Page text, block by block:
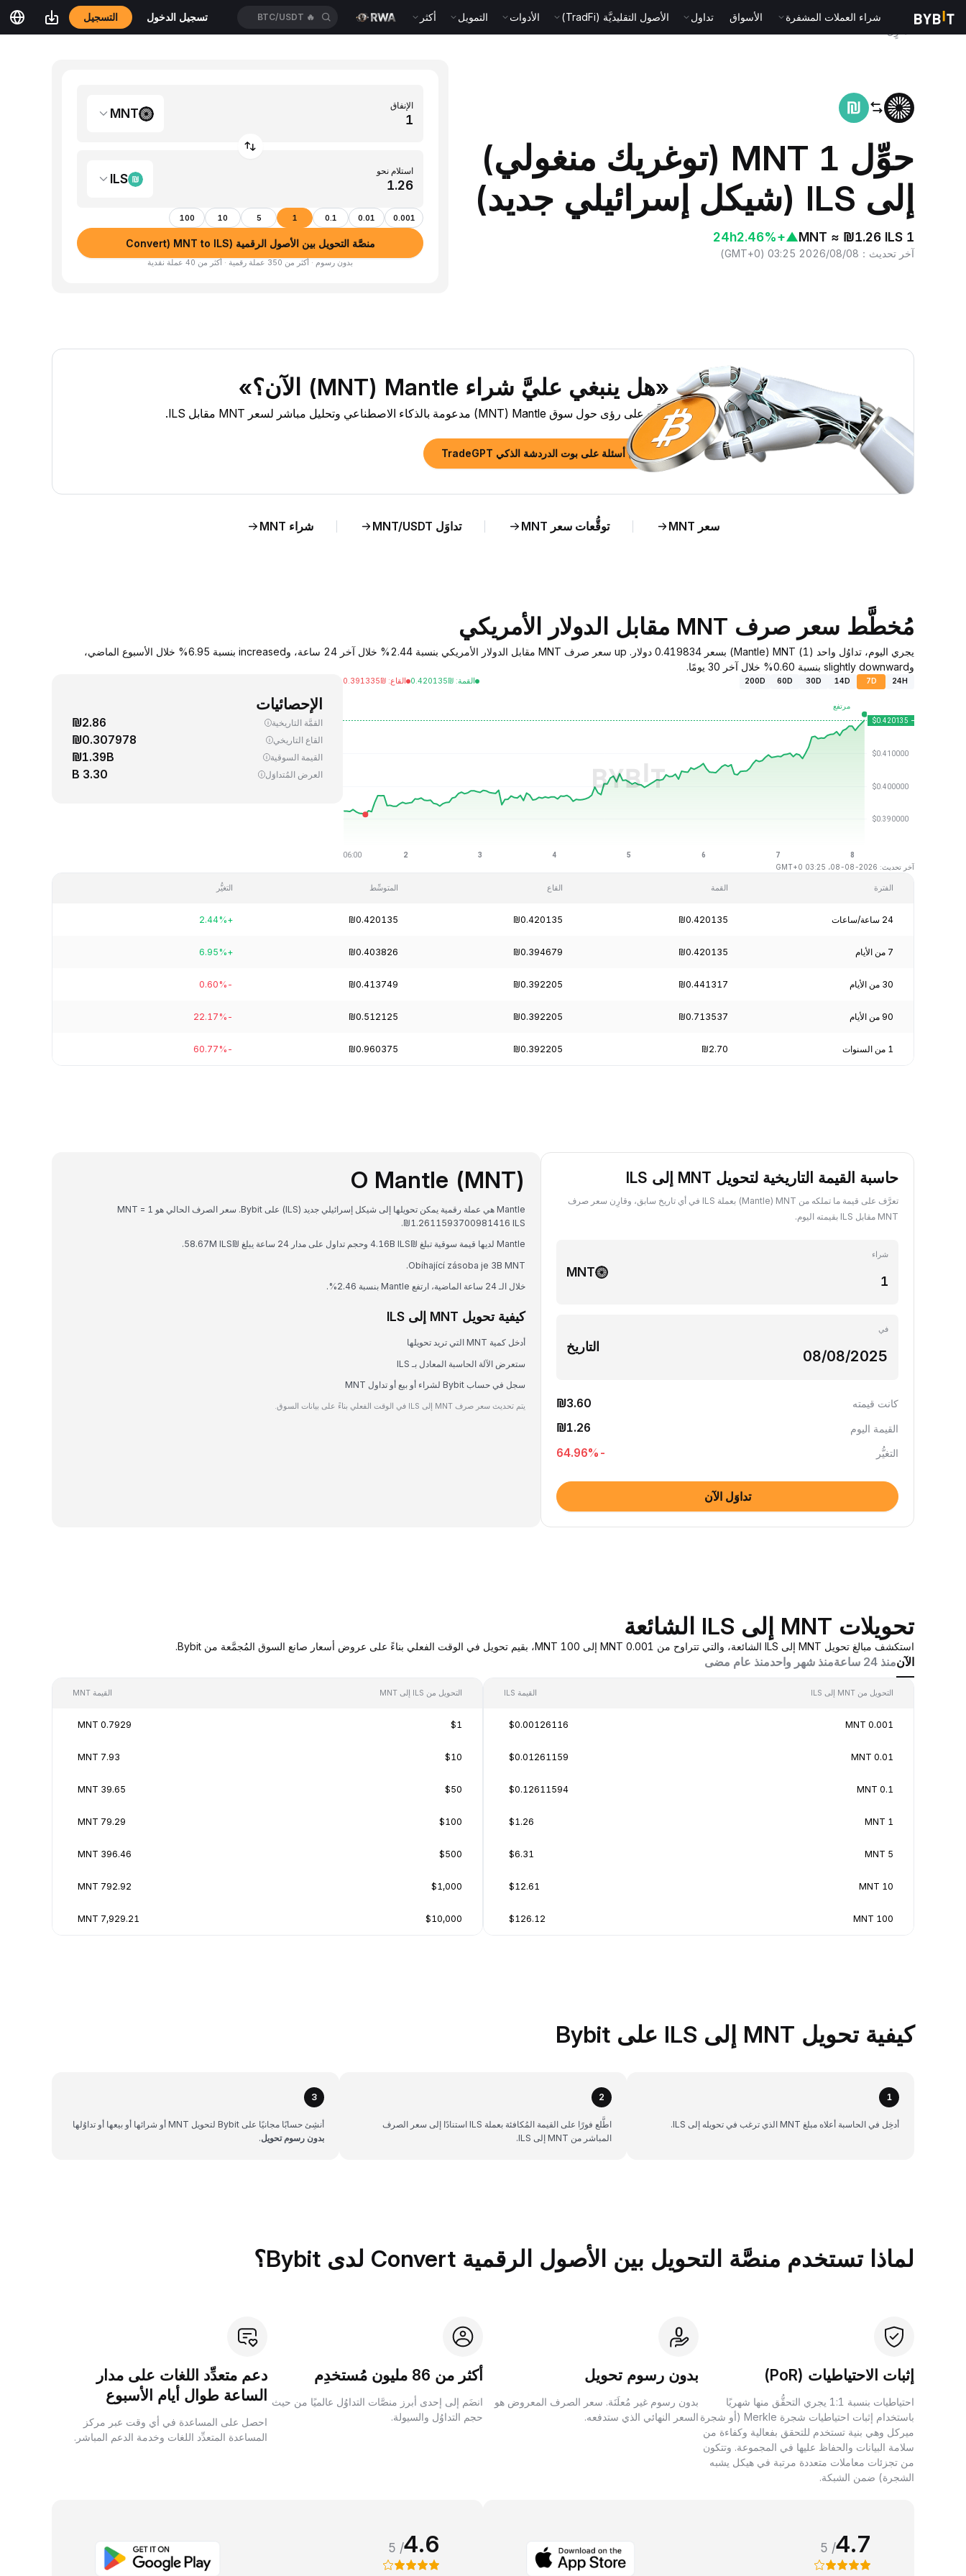
شراء العملات المشفرة الأسواق تداول الأصول التقليديَّة (TradFi) الأدوات التمويل أكثر 🔥
BTC/USDT تسجيل الدخول التسجيل
حوِّل 1 MNT (توغريك منغولي)
إلى ILS (شيكل إسرائيلي جديد)
1 MNT ≈ ₪1.26 ILS
▲
+2.46%
24h
آخر تحديث ：
2026/08/08 03:25
(
GMT+0
)
الإنفاق
MNT
استلام نحو
ILS
0.001
0.01
0.1
1
5
10
100
منصَّة التحويل بين الأصول الرقمية (Convert) MNT to ILS
بدون رسوم · أكثر من 350 عملة رقمية · أكثر من 40 عملة نقدية
«هل ينبغي عليَّ شراء Mantle ‏(MNT) الآن؟»
اطَّلع على رؤى حول سوق Mantle ‏(MNT) مدعومة بالذكاء الاصطناعي وتحليل مباشر لسعر MNT مقابل ILS.
اطرح أسئلة على بوت الدردشة الذكي TradeGPT
سعر MNT توقُّعات سعر MNT تداوَل MNT/USDT شراء MNT
مُخطَّط سعر صرف MNT مقابل الدولار الأمريكي
يجري اليوم، تداوُل واحد (1) MNT ‏(Mantle) بسعر 0.419834 دولار. up سعر صرف MNT مقابل الدولار الأمريكي بنسبة 2.44% خلال آخر 24 ساعة، وincreased بنسبة 6.95% خلال الأسبوع الماضي،
وslightly downward بنسبة 0.60% خلال آخر 30 يومًا.
24H
7D
14D
30D
60D
200D القمة:
₪
0.420135 القاع:
₪
0.391335
آخر تحديث: 2026-08-08، 03:25 GMT+0
الإحصائيات
القمَّة التاريخية ₪2.86
القاع التاريخي ₪0.307978
القيمة السوقية ₪1.39B
العرض المُتداوَل 3.30 B
الفترة القمة القاع المتوسِّط التغيُّر
24 ساعة/ساعات ₪0.420135
₪0.420135
₪0.420135
+2.44%
7 من الأيام ₪0.420135
₪0.394679
₪0.403826
+6.95%
30 من الأيام ₪0.441317
₪0.392205
₪0.413749
-0.60%
90 من الأيام ₪0.713537
₪0.392205
₪0.512125
-22.17%
1 من السنوات ₪2.70
₪0.392205
₪0.960375
-60.77%
حاسبة القيمة التاريخية لتحويل MNT إلى ILS
تعرَّف على قيمة ما تملكه من MNT ‏(Mantle) بعملة ILS في أي تاريخ سابق، وقارِن سعر صرف
MNT مقابل ILS بقيمته اليوم.
شراء
MNT
في
التاريخ
كانت قيمته ₪3.60
القيمة اليوم ₪1.26
التغيُّر -64.96
%
تداوَل الآن
O Mantle (MNT)
Mantle هي عملة رقمية يمكن تحويلها إلى شيكل إسرائيلي جديد (ILS) على Bybit. سعر الصرف الحالي هو 1 MNT =
₪1.2611593700981416 ILS.
Mantle لديها قيمة سوقية تبلغ ₪4.16B ILS وحجم تداول على مدار 24 ساعة يبلغ ₪58.67M ILS.
Obíhající zásoba je 3B MNT.
خلال الـ 24 ساعة الماضية، ارتفع Mantle بنسبة 2.46%.
كيفية تحويل MNT إلى ILS
أدخل كمية MNT التي تريد تحويلها
ستعرض الآلة الحاسبة المعادل بـ ILS
سجل في حساب Bybit لشراء أو بيع أو تداول MNT
يتم تحديث سعر صرف MNT إلى ILS في الوقت الفعلي بناءً على بيانات السوق.
تحويلات MNT إلى ILS الشائعة
استكشف مبالغ تحويل MNT إلى ILS الشائعة، والتي تتراوح من 0.001 MNT إلى 100 MNT، بقيم تحويل في الوقت الفعلي بناءً على عروض أسعار صانع السوق المُجمَّعة من Bybit.
الآنمنذ 24 ساعة منذ شهر واحدمنذ عام مضى
التحويل من MNT إلى ILS القيمة ILS
0.001 MNT
$0.00126116
0.01 MNT
$0.01261159
0.1 MNT
$0.12611594
1 MNT
$1.26
5 MNT
$6.31
10 MNT
$12.61
100 MNT
$126.12
التحويل من ILS إلى MNT القيمة MNT
$1
0.7929 MNT
$10
7.93 MNT
$50
39.65 MNT
$100
79.29 MNT
$500
396.46 MNT
$1,000
792.92 MNT
$10,000
7,929.21 MNT
كيفية تحويل MNT إلى ILS على Bybit
1
أدخِل في الحاسبة أعلاه مبلغ MNT الذي ترغب في تحويله إلى ILS.
2
اطَّلع فورًا على القيمة المُكافئة بعملة ILS استنادًا إلى سعر الصرف
المباشر من MNT إلى ILS.
3
أنشِئ حسابًا مجانيًا على Bybit لتحويل MNT أو شرائها أو بيعها أو تداوُلها
بدون رسوم تحويل.
لماذا تستخدم منصَّة التحويل بين الأصول الرقمية Convert لدى Bybit؟
إثبات الاحتياطيات (PoR)
احتياطيات بنسبة 1:1 يجري التحقُّق منها شهريًا
باستخدام إثبات احتياطيات شجرة Merkle (أو شجرة
ميركل وهي بنية تستخدم للتحقق بفعالية وكفاءة من
سلامة البيانات والحفاظ عليها في المجموعة. وتتكون
من تجزئات معاملات متعددة مرتبة في هيكل يشبه
الشجرة) ضمن الشبكة.
بدون رسوم تحويل
بدون رسوم غير مُعلَنَة. سعر الصرف المعروض هو
السعر النهائي الذي ستدفعه.
أكثر من 86 مليون مُستخدِم
انضَم إلى إحدى أبرز منصَّات التداوُل عالميًا من حيث
حجم التداوُل والسيولة.
دعم متعدِّد اللغات على مدار
الساعة طوال أيام الأسبوع
احصل على المساعدة في أي وقت عبر مركز
المساعدة المتعدِّد اللغات وخدمة الدعم المباشر.
4.7
/ 5
4.6
/ 5